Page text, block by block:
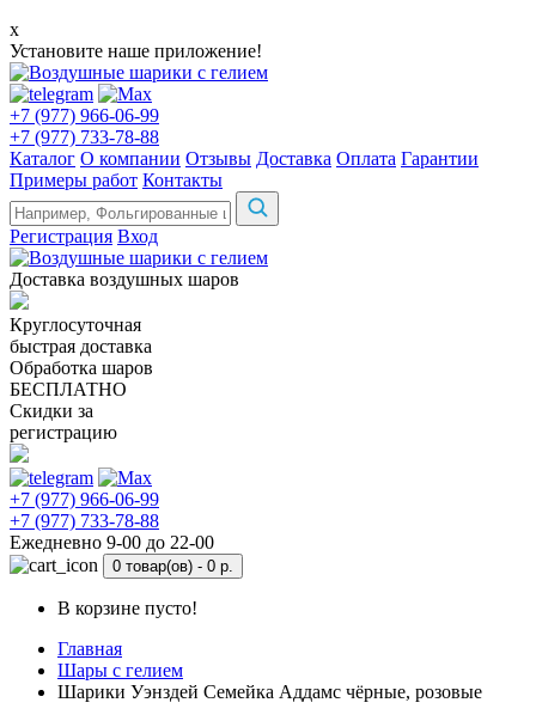
x
Установите наше приложение!
+7 (977) 966-06-99
+7 (977) 733-78-88
Каталог О компании Отзывы Доставка Оплата Гарантии
Примеры работ Контакты
Регистрация Вход
Доставка воздушных шаров
Круглосуточная
быстрая доставка
Обработка шаров
БЕСПЛАТНО
Скидки за
регистрацию
+7 (977) 966-06-99
+7 (977) 733-78-88
Ежедневно 9-00 до 22-00
0 товар(ов) - 0 р.
В корзине пусто!
Главная
Шары с гелием
Шарики Уэнздей Семейка Аддамс чёрные, розовые